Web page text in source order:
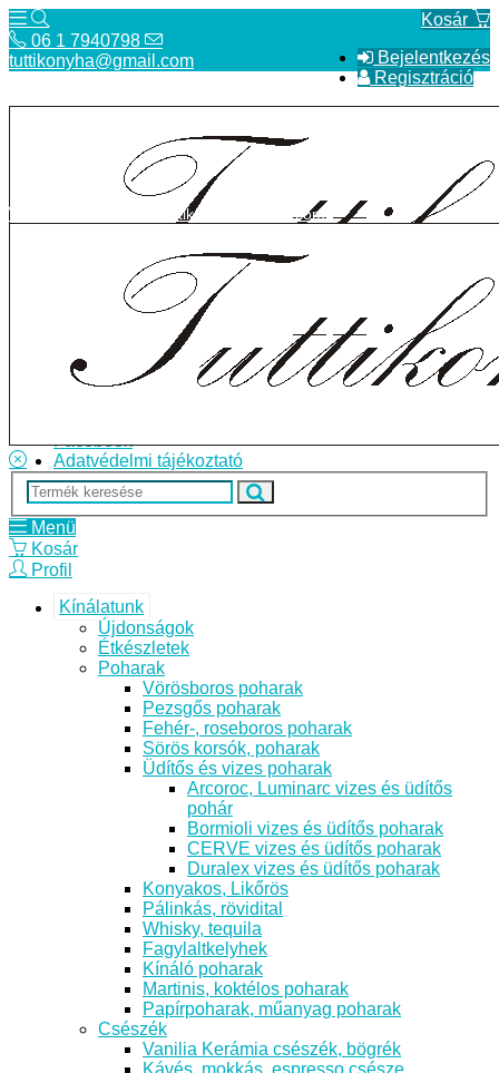
Kosár
Bejelentkezés
Regisztráció
06 1 7940798
tuttikonyha@gmail.com
Telefon
Szállítás
Facebook
Adatvédelmi tájékoztató
tuttikonyha@gmail.com
Menü
Kosár
Profil
Kínálatunk
Újdonságok
Étkészletek
Poharak
Vörösboros poharak
Pezsgős poharak
Fehér-, roseboros poharak
Sörös korsók, poharak
Üdítős és vizes poharak
Arcoroc, Luminarc vizes és üdítős
pohár
Bormioli vizes és üdítős poharak
CERVE vizes és üdítős poharak
Duralex vizes és üdítős poharak
Konyakos, Likőrös
Pálinkás, rövidital
Whisky, tequila
Fagylaltkelyhek
Kínáló poharak
Martinis, koktélos poharak
Papírpoharak, műanyag poharak
Csészék
Vanilia Kerámia csészék, bögrék
Kávés, mokkás, espresso csésze